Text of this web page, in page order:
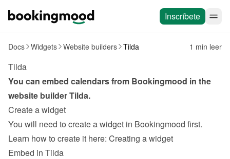
Inscríbete
Docs Widgets Website builders Tilda 1 min leer
Tilda
You can embed calendars from Bookingmood in the
website builder Tilda.
Create a widget
You will need to create a widget in Bookingmood first.
Learn how to create it here: Creating a widget
Embed in Tilda